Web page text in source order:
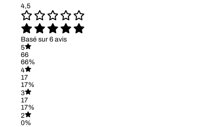
4,5
Basé sur 6 avis
5
66
66%
4
17
17%
3
17
17%
2
0%